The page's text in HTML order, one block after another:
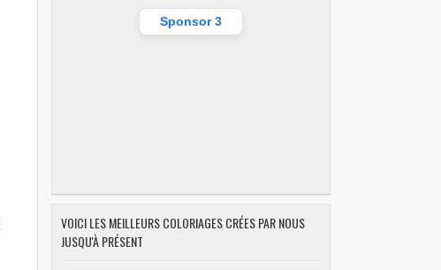
Sponsor 3
VOICI LES MEILLEURS COLORIAGES CRÉES PAR NOUS
JUSQU'À PRÉSENT